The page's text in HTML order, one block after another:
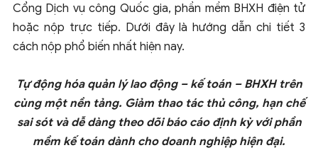
Cổng Dịch vụ công Quốc gia, phần mềm BHXH điện tử
hoặc nộp trực tiếp. Dưới đây là hướng dẫn chi tiết 3
cách nộp phổ biến nhất hiện nay.
Tự động hóa quản lý lao động – kế toán – BHXH trên
cùng một nền tảng. Giảm thao tác thủ công, hạn chế
sai sót và dễ dàng theo dõi báo cáo định kỳ với phần
mềm kế toán dành cho doanh nghiệp hiện đại.